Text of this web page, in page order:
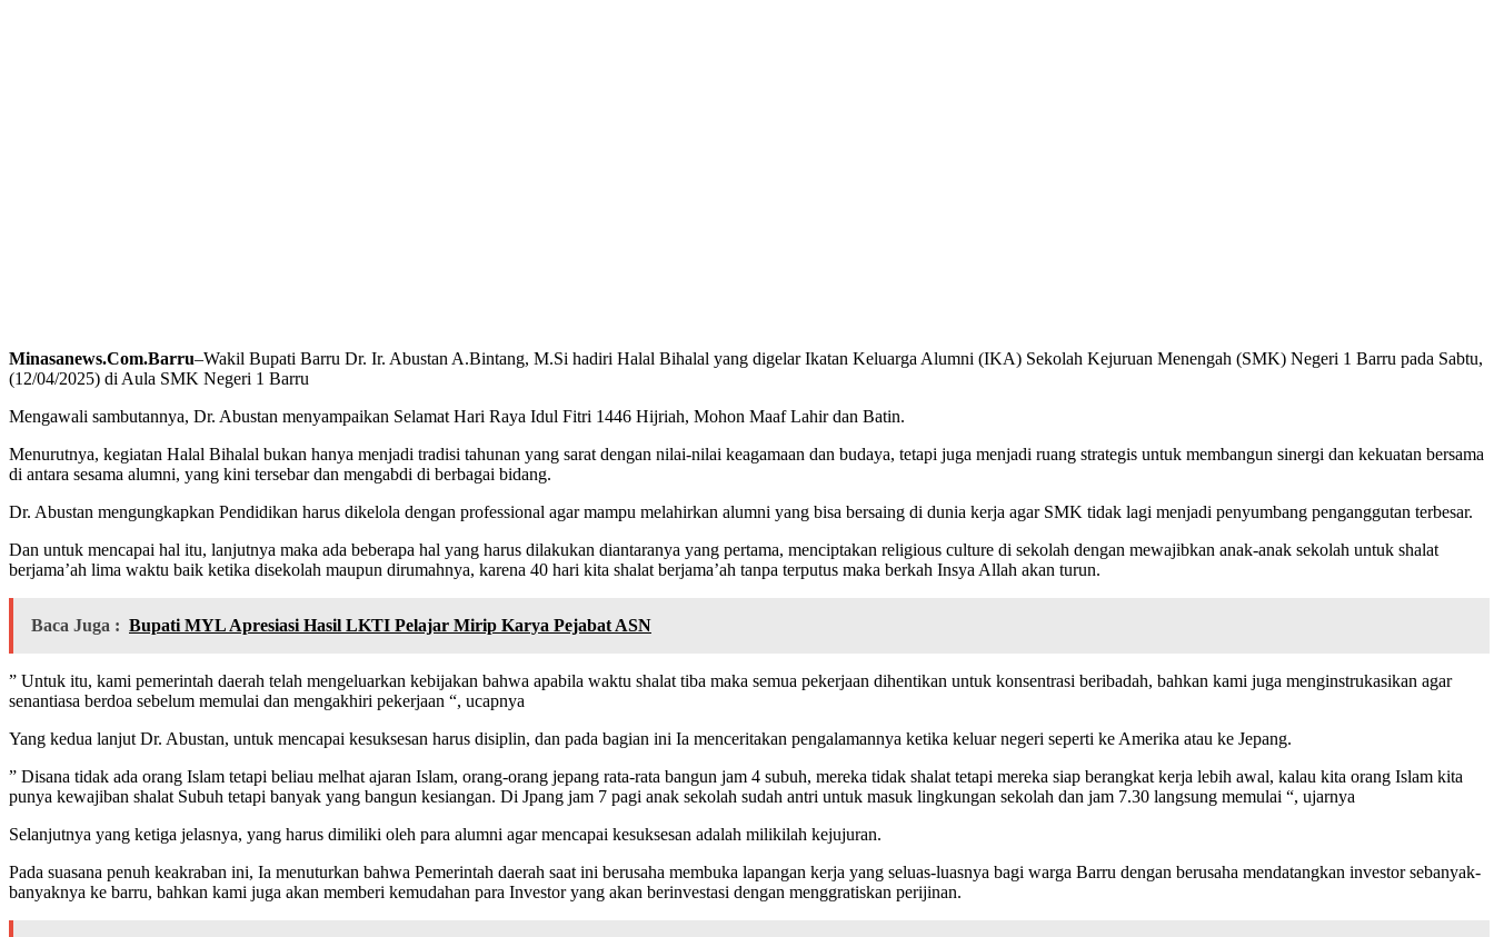
Minasanews.Com.Barru–Wakil Bupati Barru Dr. Ir. Abustan A.Bintang, M.Si hadiri Halal Bihalal yang digelar Ikatan Keluarga Alumni (IKA) Sekolah Kejuruan Menengah (SMK) Negeri 1 Barru pada Sabtu,
(12/04/2025) di Aula SMK Negeri 1 Barru
Mengawali sambutannya, Dr. Abustan menyampaikan Selamat Hari Raya Idul Fitri 1446 Hijriah, Mohon Maaf Lahir dan Batin.
Menurutnya, kegiatan Halal Bihalal bukan hanya menjadi tradisi tahunan yang sarat dengan nilai-nilai keagamaan dan budaya, tetapi juga menjadi ruang strategis untuk membangun sinergi dan kekuatan bersama
di antara sesama alumni, yang kini tersebar dan mengabdi di berbagai bidang.
Dr. Abustan mengungkapkan Pendidikan harus dikelola dengan professional agar mampu melahirkan alumni yang bisa bersaing di dunia kerja agar SMK tidak lagi menjadi penyumbang penganggutan terbesar.
Dan untuk mencapai hal itu, lanjutnya maka ada beberapa hal yang harus dilakukan diantaranya yang pertama, menciptakan religious culture di sekolah dengan mewajibkan anak-anak sekolah untuk shalat
berjama’ah lima waktu baik ketika disekolah maupun dirumahnya, karena 40 hari kita shalat berjama’ah tanpa terputus maka berkah Insya Allah akan turun.
Baca Juga : Bupati MYL Apresiasi Hasil LKTI Pelajar Mirip Karya Pejabat ASN
” Untuk itu, kami pemerintah daerah telah mengeluarkan kebijakan bahwa apabila waktu shalat tiba maka semua pekerjaan dihentikan untuk konsentrasi beribadah, bahkan kami juga menginstrukasikan agar
senantiasa berdoa sebelum memulai dan mengakhiri pekerjaan “, ucapnya
Yang kedua lanjut Dr. Abustan, untuk mencapai kesuksesan harus disiplin, dan pada bagian ini Ia menceritakan pengalamannya ketika keluar negeri seperti ke Amerika atau ke Jepang.
” Disana tidak ada orang Islam tetapi beliau melhat ajaran Islam, orang-orang jepang rata-rata bangun jam 4 subuh, mereka tidak shalat tetapi mereka siap berangkat kerja lebih awal, kalau kita orang Islam kita
punya kewajiban shalat Subuh tetapi banyak yang bangun kesiangan. Di Jpang jam 7 pagi anak sekolah sudah antri untuk masuk lingkungan sekolah dan jam 7.30 langsung memulai “, ujarnya
Selanjutnya yang ketiga jelasnya, yang harus dimiliki oleh para alumni agar mencapai kesuksesan adalah milikilah kejujuran.
Pada suasana penuh keakraban ini, Ia menuturkan bahwa Pemerintah daerah saat ini berusaha membuka lapangan kerja yang seluas-luasnya bagi warga Barru dengan berusaha mendatangkan investor sebanyak-
banyaknya ke barru, bahkan kami juga akan memberi kemudahan para Investor yang akan berinvestasi dengan menggratiskan perijinan.